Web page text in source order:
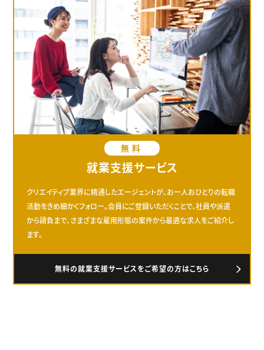
無料
就業支援サービス
クリエイティブ業界に精通したエージェントが、お一人おひとりの転職
活動をきめ細かくフォロー。会員にご登録いただくことで、社員や派遣
から請負まで、さまざまな雇用形態の案件から最適な求人をご紹介し
ます。
無料の就業支援サービスをご希望の方はこちら